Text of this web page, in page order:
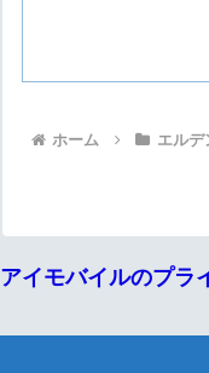
ホーム エルデ
アイモバイルのプラ